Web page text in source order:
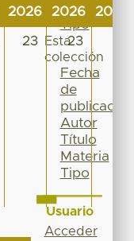
2026
2026
2026
23 23
Materia
Tipo
Esta
colección
Fecha
de
publicación
Autor
Título
Materia
Tipo
Usuario
Acceder